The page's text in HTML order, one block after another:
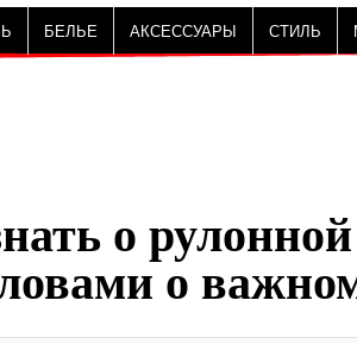
БЕЛЬЕ АКСЕССУАРЫ СТИЛЬ
о рулонной
о